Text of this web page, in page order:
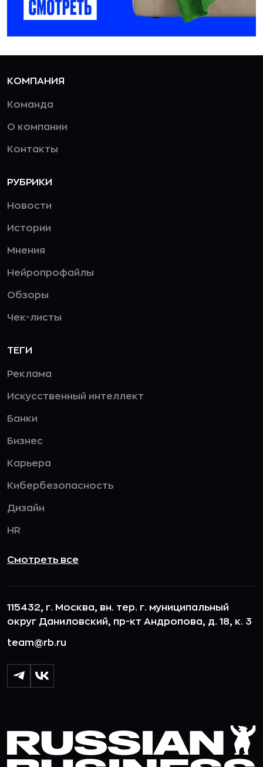
КОМПАНИЯ
Команда
О компании
Контакты
РУБРИКИ
Новости
Истории
Мнения
Нейропрофайлы
Обзоры
Чек-листы
ТЕГИ
Реклама
Искусственный интеллект
Банки
Бизнес
Карьера
Кибербезопасность
Дизайн
HR
Смотреть все
115432, г. Москва, вн. тер. г. муниципальный
округ Даниловский, пр-кт Андропова, д. 18, к. 3
team@rb.ru